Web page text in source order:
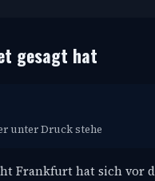
gesagt hat
unter Druck stehe
Frankfurt hat sich vor